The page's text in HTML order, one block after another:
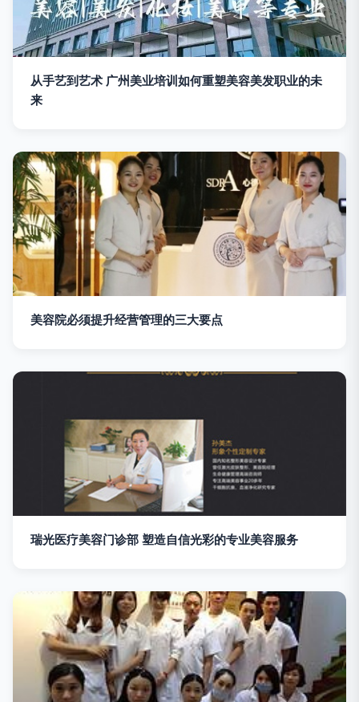
从手艺到艺术 广州美业培训如何重塑美容美发职业的未
来
美容院必须提升经营管理的三大要点
瑞光医疗美容门诊部 塑造自信光彩的专业美容服务